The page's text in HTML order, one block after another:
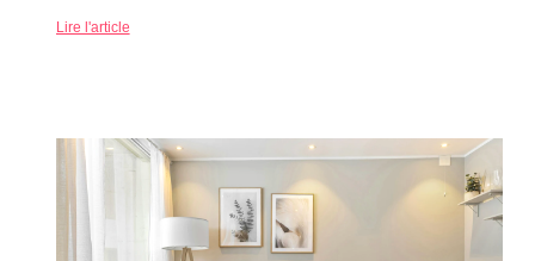
Lire l'article